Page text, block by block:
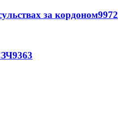
за кордоном9972
9363